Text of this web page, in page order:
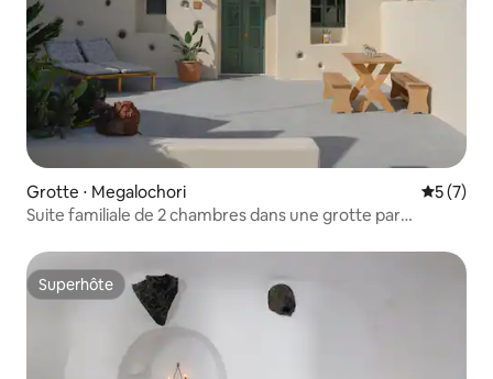
Grotte ⋅ Megalochori
5 (7)
Suite familiale de 2 chambres dans une grotte par
Superhôte
Superhôte